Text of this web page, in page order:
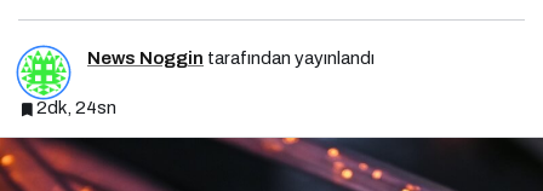
News Noggin tarafından yayınlandı
2dk, 24sn